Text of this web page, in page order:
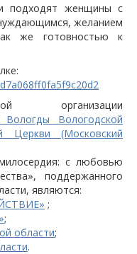
подходят женщины с
желанием
же готовностью к
организации
Вологодской
Церкви (Московский
с любовью
поддержанного
являются:
;
;
области;
.